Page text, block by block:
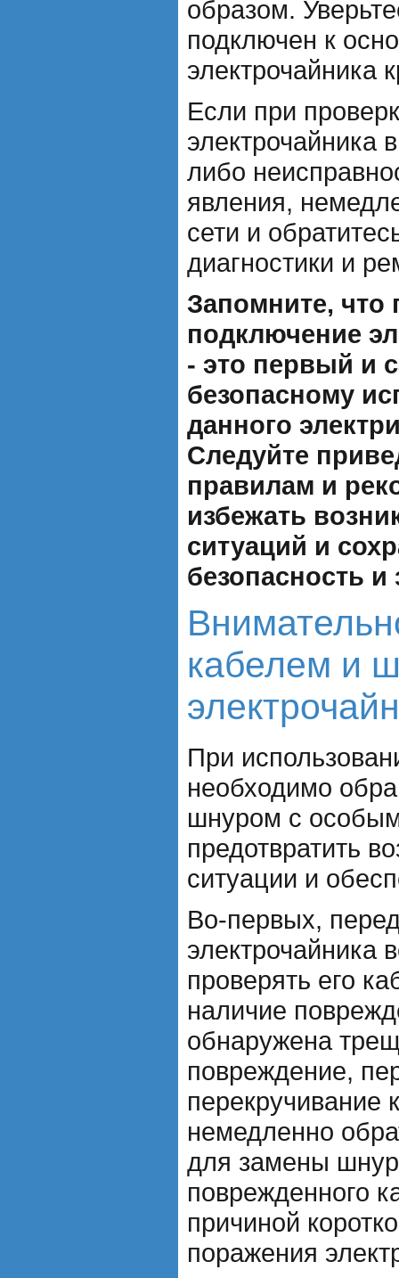
образом.
подключен к
электрочайника
Если при
электрочайника
либо
явления,
сети и
диагностики и
Запомните, что
подключение
- это первый и
безопасному
данного
Следуйте
правилам и
избежать
ситуаций и
безопасность и
кабелем и
При
необходимо
шнуром с
предотвратить
ситуации и
Во-первых,
электрочайника
проверять его
наличие
обнаружена
повреждение,
перекручивание
немедленно
для замены
поврежденного
причиной
поражения